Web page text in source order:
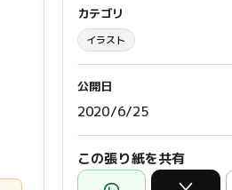
カテゴリ
イラスト
公開日
2020/6/25
この張り紙を共有